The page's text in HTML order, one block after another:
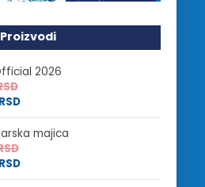
Proizvodi
2026
RSD
majica
RSD